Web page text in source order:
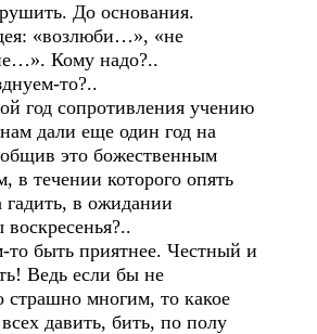
До основания.
«возлюби…», «не
Кому надо?..
то?..
сопротивления учению
дали еще один год на
это божественным
в течении которого опять
гадить, в ожидании
приятнее. Честный и
Ведь если бы не
страшно многим, то какое
давить, бить, по полу